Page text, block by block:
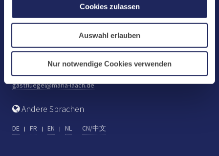
Cookies zulassen
Auswahl erlauben
Nur notwendige Cookies verwenden
www.maria-laach.de
Tel: +49 (0) 2652 59-313
Fax: +49 (0) 2652 59-282
gastfluegel@maria-laach.de
Andere Sprachen
DE FR EN NL CN/中文